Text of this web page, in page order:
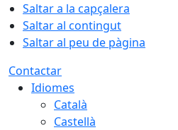
Saltar a la capçalera
Saltar al contingut
Saltar al peu de pàgina
Contactar
Idiomes
Català
Castellà